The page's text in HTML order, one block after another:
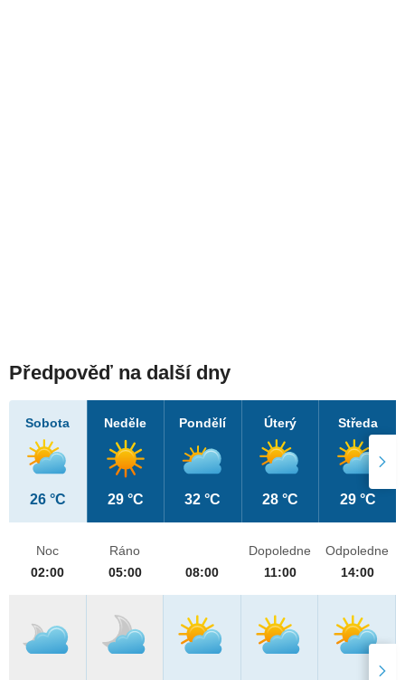
Předpověď na další dny
Sobota
26 °C
Neděle
29 °C
Pondělí
32 °C
Úterý
28 °C
Středa
29 °C
Noc
02:00
Ráno
05:00
08:00
Dopoledne
11:00
Odpoledne
14:00